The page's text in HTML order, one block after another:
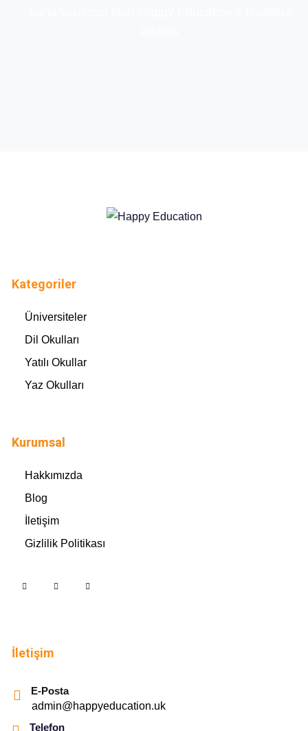
Kategoriler
Üniversiteler
Dil Okulları
Yatılı Okullar
Yaz Okulları
Kurumsal
Hakkımızda
Blog
İletişim
Gizlilik Politikası
İletişim
E-Posta
admin@happyeducation.uk
Telefon